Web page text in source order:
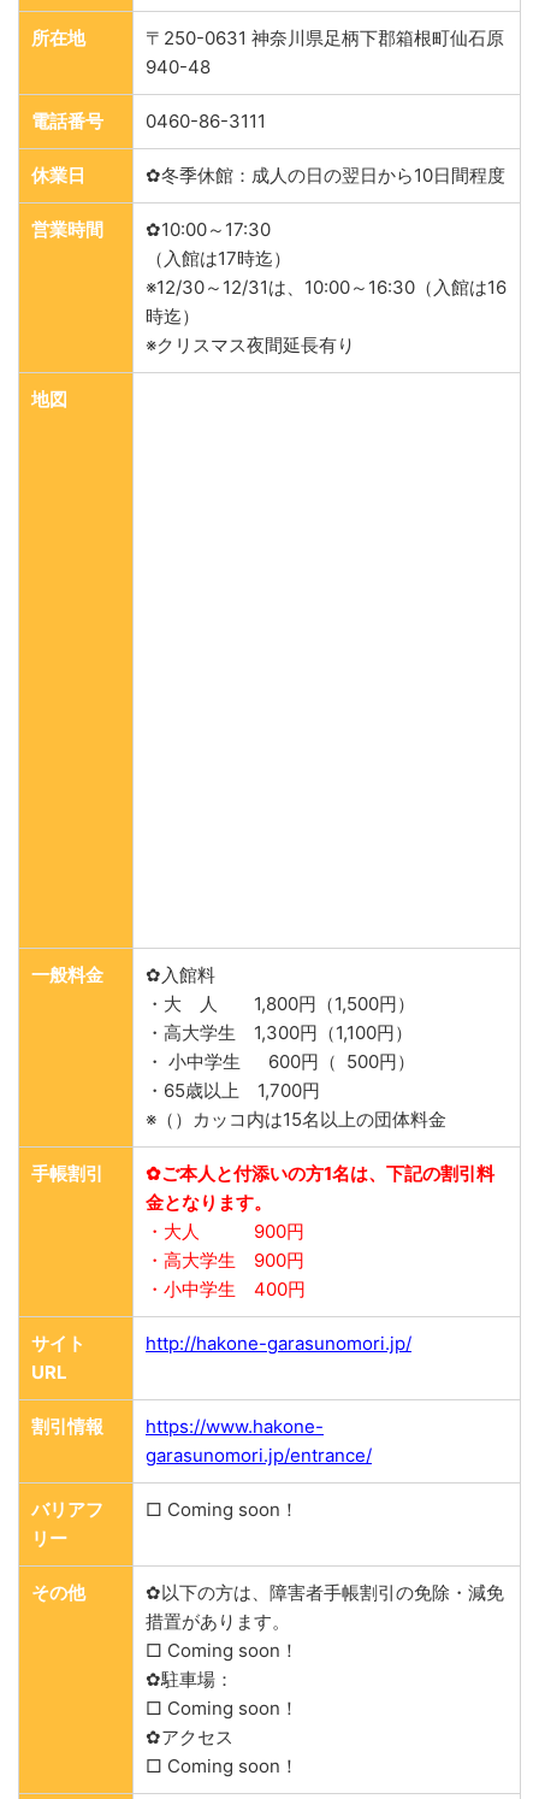
所在地
〒250-0631 神奈川県足柄下郡箱根町仙石原
940-48
電話番号 0460-86-3111
休業日 ✿冬季休館：成人の日の翌日から10日間程度
営業時間
✿10:00～17:30
（入館は17時迄）
※12/30～12/31は、10:00～16:30（入館は16
時迄）
※クリスマス夜間延長有り
地図
一般料金
✿入館料
・大 人 1,800円（1,500円）
・高大学生 1,300円（1,100円）
・ 小中学生 600円（ 500円）
・65歳以上 1,700円
※（）カッコ内は15名以上の団体料金
手帳割引
✿ご本人と付添いの方1名は、下記の割引料
金となります。
・大人 900円
・高大学生 900円
・小中学生 400円
サイト
URL
http://hakone-garasunomori.jp/
割引情報
https://www.hakone-
garasunomori.jp/entrance/
バリアフ
リー
□ Coming soon！
その他
✿以下の方は、障害者手帳割引の免除・減免
措置があります。
□ Coming soon！
✿駐車場：
□ Coming soon！
✿アクセス
□ Coming soon！